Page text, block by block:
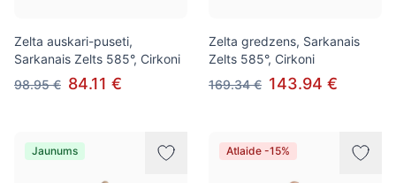
Zelta auskari-puseti,
Sarkanais Zelts 585°, Cirkoni
98.95 € 84.11 €
Zelta gredzens, Sarkanais
Zelts 585°, Cirkoni
169.34 € 143.94 €
Jaunums Atlaide -15%